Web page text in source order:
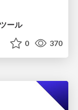
ール
0 370